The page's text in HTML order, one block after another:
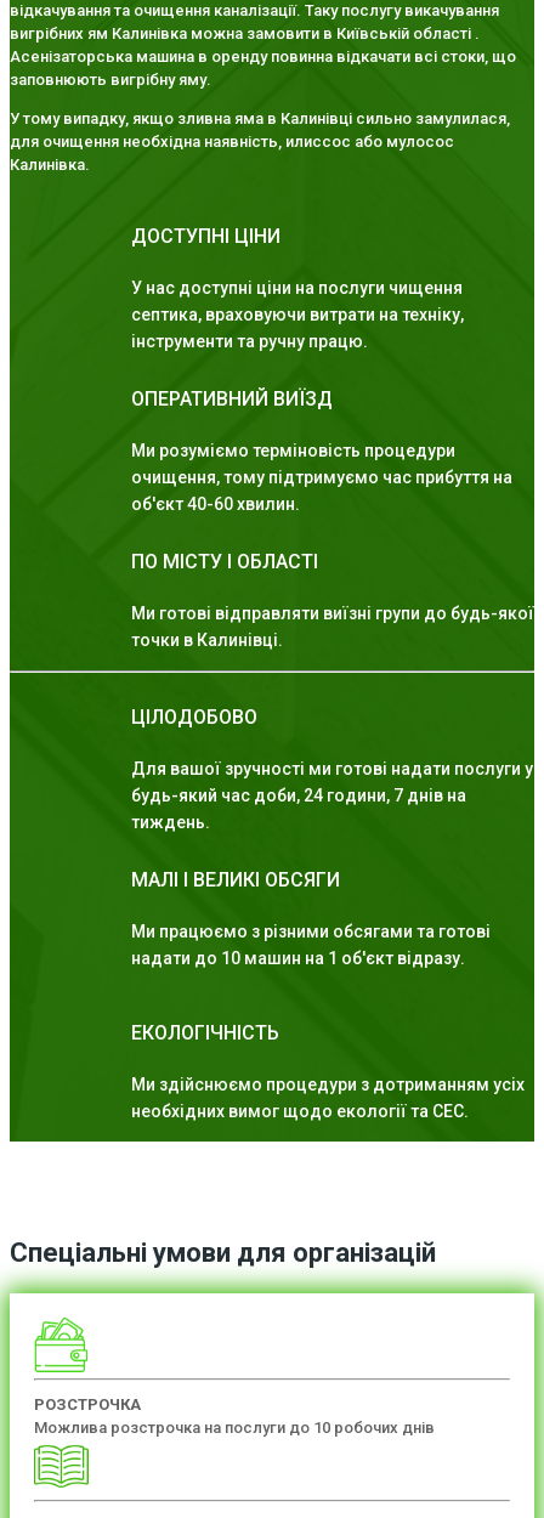
відкачування та очищення каналізації. Таку послугу викачування
вигрібних ям Калинівка можна замовити в Київській області .
Асенізаторська машина в оренду повинна відкачати всі стоки, що
заповнюють вигрібну яму.
У тому випадку, якщо зливна яма в Калинівці сильно замулилася,
для очищення необхідна наявність, илиссос або мулосос
Калинівка.
ДОСТУПНІ ЦІНИ
У нас доступні ціни на послуги чищення
септика, враховуючи витрати на техніку,
інструменти та ручну працю.
ОПЕРАТИВНИЙ ВИЇЗД
Ми розуміємо терміновість процедури
очищення, тому підтримуємо час прибуття на
об'єкт 40-60 хвилин.
ПО МІСТУ І ОБЛАСТІ
Ми готові відправляти виїзні групи до будь-якої
точки в Калинівці.
ЦІЛОДОБОВО
Для вашої зручності ми готові надати послуги у
будь-який час доби, 24 години, 7 днів на
тиждень.
МАЛІ І ВЕЛИКІ ОБСЯГИ
Ми працюємо з різними обсягами та готові
надати до 10 машин на 1 об'єкт відразу.
ЕКОЛОГІЧНІСТЬ
Ми здійснюємо процедури з дотриманням усіх
необхідних вимог щодо екології та СЕС.
Спеціальні умови для організацій
РОЗСТРОЧКА
Можлива розстрочка на послуги до 10 робочих днів